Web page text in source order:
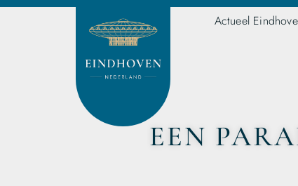
Actueel
EEN